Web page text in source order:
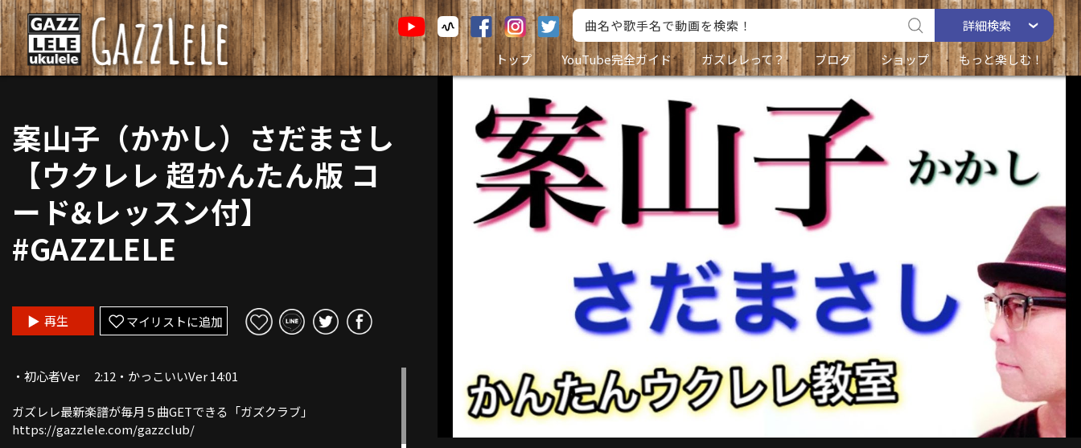
詳細検索
トップ
YouTube完全ガイド ガズレレって？ ブログ ショップ もっと楽しむ！
案山子（かかし）さだまさし
【ウクレレ 超かんたん版 コ
ード&レッスン付】
#GAZZLELE
再生 マイリストに追加
・初心者Ver 2:12・かっこいいVer 14:01
ガズレレ最新楽譜が毎月５曲GETできる「ガズクラブ」
https://gazzlele.com/gazzclub/